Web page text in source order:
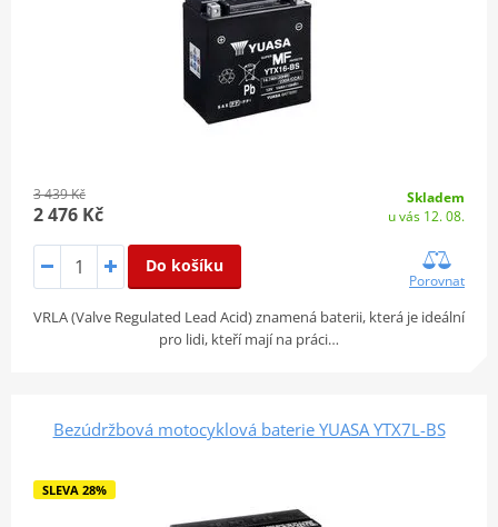
3 439 Kč
2 476 Kč
Skladem
u vás 12. 08.
Do košíku
Porovnat
VRLA (Valve Regulated Lead Acid) znamená baterii, která je ideální
pro lidi, kteří mají na práci…
Bezúdržbová motocyklová baterie YUASA YTX7L-BS
SLEVA 28%